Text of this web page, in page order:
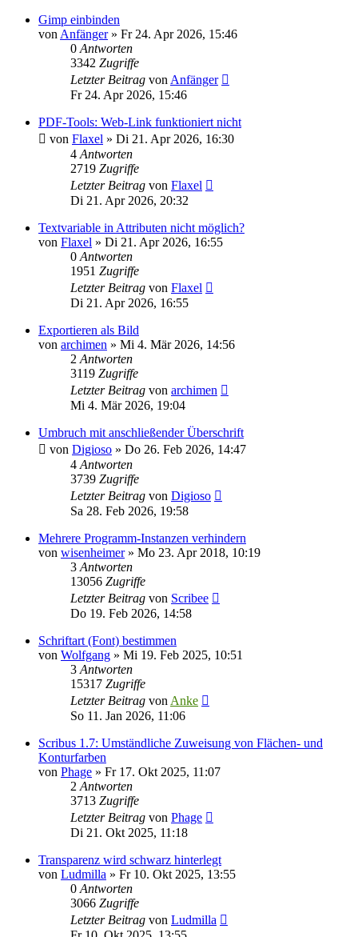
Gimp einbinden
von Anfänger» Fr 24. Apr 2026, 15:46
0 Antworten
3342 Zugriffe
Letzter Beitrag von Anfänger
Fr 24. Apr 2026, 15:46
PDF-Tools: Web-Link funktioniert nicht
von Flaxel » Di 21. Apr 2026, 16:30
4 Antworten
2719 Zugriffe
Letzter Beitrag von Flaxel
Di 21. Apr 2026, 20:32
Textvariable in Attributen nicht möglich?
von Flaxel » Di 21. Apr 2026, 16:55
0 Antworten
1951 Zugriffe
Letzter Beitrag von Flaxel
Di 21. Apr 2026, 16:55
Exportieren als Bild
von archimen » Mi 4. Mär 2026, 14:56
2 Antworten
3119 Zugriffe
Letzter Beitrag von archimen
Mi 4. Mär 2026, 19:04
Umbruch mit anschließender Überschrift
von Digioso » Do 26. Feb 2026, 14:47
4 Antworten
3739 Zugriffe
Letzter Beitrag von Digioso
Sa 28. Feb 2026, 19:58
Mehrere Programm-Instanzen verhindern
von wisenheimer» Mo 23. Apr 2018, 10:19
3 Antworten
13056 Zugriffe
Letzter Beitrag von Scribee
Do 19. Feb 2026, 14:58
Schriftart (Font) bestimmen
von Wolfgang » Mi 19. Feb 2025, 10:51
3 Antworten
15317 Zugriffe
Letzter Beitrag von Anke
So 11. Jan 2026, 11:06
Scribus 1.7: Umständliche Zuweisung von Flächen- und
Konturfarben
von Phage » Fr 17. Okt 2025, 11:07
2 Antworten
3713 Zugriffe
Letzter Beitrag von Phage
Di 21. Okt 2025, 11:18
Transparenz wird schwarz hinterlegt
von Ludmilla » Fr 10. Okt 2025, 13:55
0 Antworten
3066 Zugriffe
Letzter Beitrag von Ludmilla